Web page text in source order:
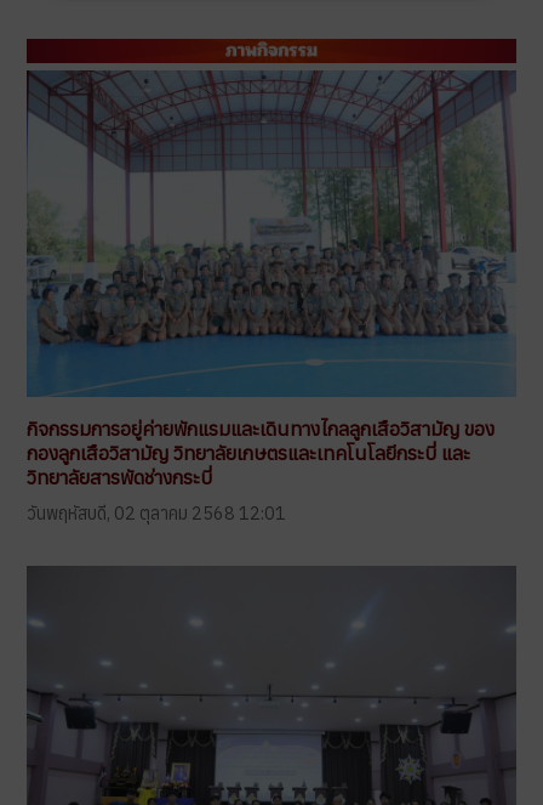
กิจกรรมการอยู่ค่ายพักแรมและเดินทางไกลลูกเสือวิสามัญ ของ
กองลูกเสือวิสามัญ วิทยาลัยเกษตรและเทคโนโลยีกระบี่ และ
วิทยาลัยสารพัดช่างกระบี่
วันพฤหัสบดี, 02 ตุลาคม 2568 12:01